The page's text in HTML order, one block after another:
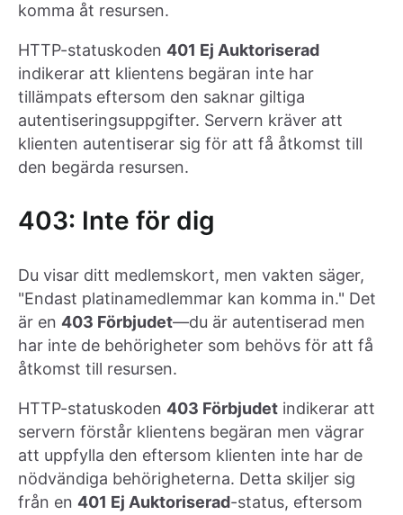
komma åt resursen.
HTTP-statuskoden 401 Ej Auktoriserad
indikerar att klientens begäran inte har
tillämpats eftersom den saknar giltiga
autentiseringsuppgifter. Servern kräver att
klienten autentiserar sig för att få åtkomst till
den begärda resursen.
403: Inte för dig
Du visar ditt medlemskort, men vakten säger,
"Endast platinamedlemmar kan komma in." Det
är en 403 Förbjudet—du är autentiserad men
har inte de behörigheter som behövs för att få
åtkomst till resursen.
HTTP-statuskoden 403 Förbjudet indikerar att
servern förstår klientens begäran men vägrar
att uppfylla den eftersom klienten inte har de
nödvändiga behörigheterna. Detta skiljer sig
från en 401 Ej Auktoriserad-status, eftersom